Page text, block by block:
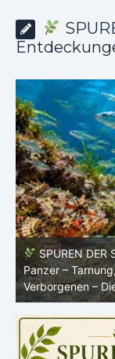
SPUREN DER
Panzer –
Verborgenen –